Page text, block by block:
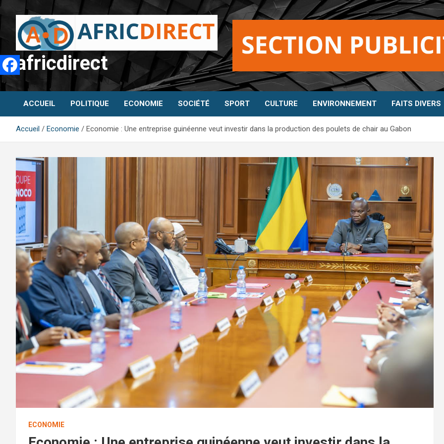
Aller
contenu
africdirect
ACCUEIL POLITIQUE ECONOMIE SOCIÉTÉ SPORT CULTURE ENVIRONNEMENT FAITS DIVERS
Accueil Economie Economie : Une entreprise guinéenne veut investir dans la production des poulets de chair au Gabon
ECONOMIE